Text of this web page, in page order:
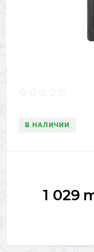
В НАЛИЧИИ
1 029